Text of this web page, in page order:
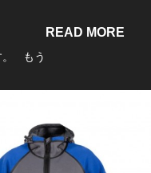
。 もう
READ MORE